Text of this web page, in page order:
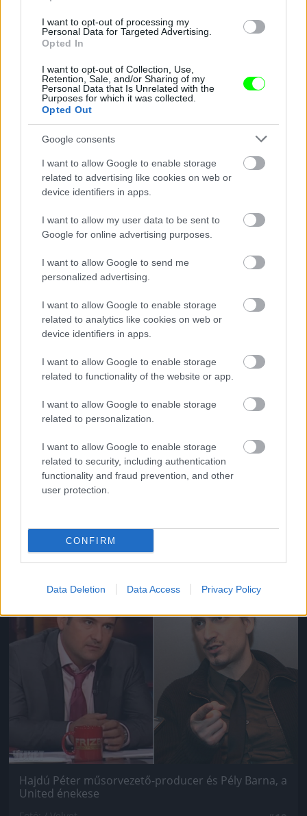
I want to opt-out of processing my
Personal Data for Targeted Advertising.
Opted In
I want to opt-out of Collection, Use,
Retention, Sale, and/or Sharing of my
Personal Data that Is Unrelated with the
Purposes for which it was collected.
Opted Out
Google consents
I want to allow Google to enable storage
related to advertising like cookies on web or
device identifiers in apps.
I want to allow my user data to be sent to
Google for online advertising purposes.
I want to allow Google to send me
personalized advertising.
I want to allow Google to enable storage
related to analytics like cookies on web or
device identifiers in apps.
I want to allow Google to enable storage
related to functionality of the website or app.
I want to allow Google to enable storage
related to personalization.
I want to allow Google to enable storage
related to security, including authentication
functionality and fraud prevention, and other
user protection.
CONFIRM
Data Deletion Data Access Privacy Policy
Jön még kép!
fitneszceleb
Jön még kép!
Palya Bea énekesnő és Fekete Pákó
Jön még kép!
Hajdú Péter műsorvezető-producer és Pély Barna, a
United énekese